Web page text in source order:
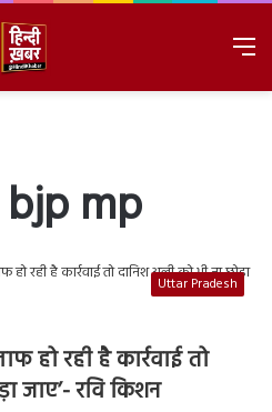
mp
Uttar Pradesh
हो रही है कार्रवाई तो
जाए’- रवि किशन